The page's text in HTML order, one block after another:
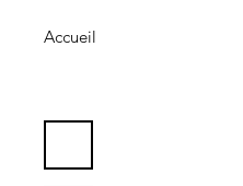
Accueil